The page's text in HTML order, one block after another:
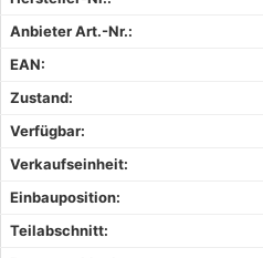
Anbieter Art.-Nr.:
EAN:
Zustand:
Verfügbar:
Verkaufseinheit:
Einbauposition:
Teilabschnitt: